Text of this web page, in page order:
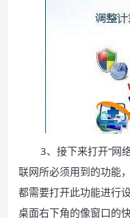
3、接下来打开“网
联网所必须用到的功能
都需要打开此功能进行
桌面右下角的像窗口的